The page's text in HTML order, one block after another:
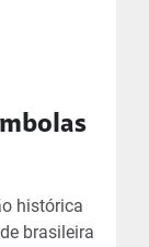
histórica
brasileira